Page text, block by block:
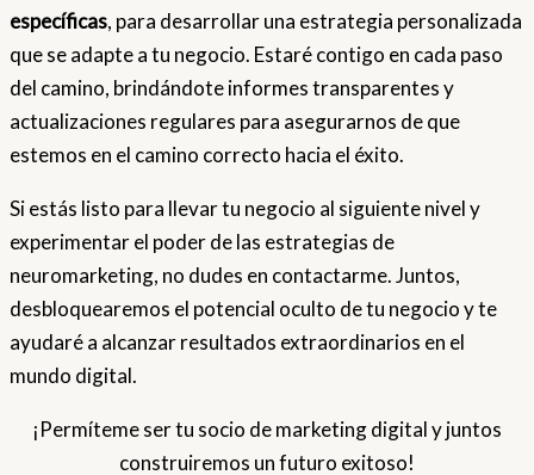
específicas, para desarrollar una estrategia personalizada
que se adapte a tu negocio. Estaré contigo en cada paso
del camino, brindándote informes transparentes y
actualizaciones regulares para asegurarnos de que
estemos en el camino correcto hacia el éxito.
Si estás listo para llevar tu negocio al siguiente nivel y
experimentar el poder de las estrategias de
neuromarketing, no dudes en contactarme. Juntos,
desbloquearemos el potencial oculto de tu negocio y te
ayudaré a alcanzar resultados extraordinarios en el
mundo digital.
¡Permíteme ser tu socio de marketing digital y juntos
construiremos un futuro exitoso!